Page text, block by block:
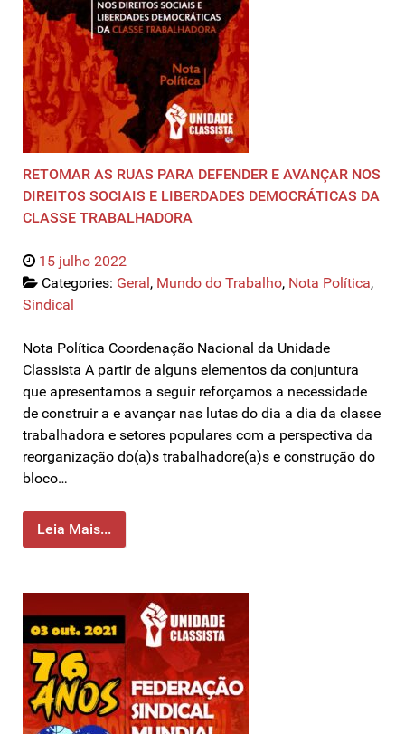
RETOMAR AS RUAS PARA DEFENDER E AVANÇAR NOS
DIREITOS SOCIAIS E LIBERDADES DEMOCRÁTICAS DA
CLASSE TRABALHADORA
15 julho 2022
Categories: Geral, Mundo do Trabalho, Nota Política,
Sindical
Nota Política Coordenação Nacional da Unidade
Classista A partir de alguns elementos da conjuntura
que apresentamos a seguir reforçamos a necessidade
de construir a e avançar nas lutas do dia a dia da classe
trabalhadora e setores populares com a perspectiva da
reorganização do(a)s trabalhadore(a)s e construção do
bloco…
Leia Mais...